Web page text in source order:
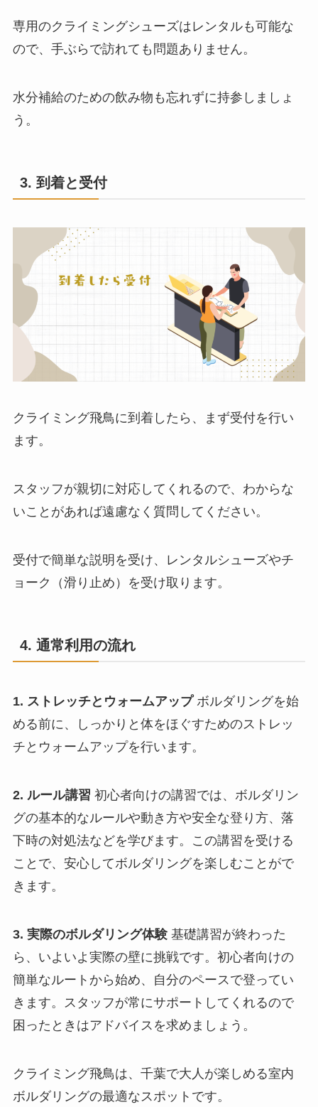
小学
中高
￥6,00
0
￥7,00
￥12,00
クライミングシューズ
1時間のみ
【千葉のボルダリング教室】
レッスン4回分 \8,000
専用のクライミングシューズはレンタルも可能な
ので、手ぶらで訪れても問題ありません。
水分補給のための飲み物も忘れずに持参しましょ
う。
3. 到着と受付
クライミング飛鳥に到着したら、まず受付を行い
ます。
スタッフが親切に対応してくれるので、わからな
いことがあれば遠慮なく質問してください。
受付で簡単な説明を受け、レンタルシューズやチ
ョーク（滑り止め）を受け取ります。
4. 通常利用の流れ
1. ストレッチとウォームアップボルダリングを始
める前に、しっかりと体をほぐすためのストレッ
チとウォームアップを行います。
2. ルール講習 初心者向けの講習では、ボルダリン
グの基本的なルールや動き方や安全な登り方、落
下時の対処法などを学びます。この講習を受ける
ことで、安心してボルダリングを楽しむことがで
きます。
3. 実際のボルダリング体験基礎講習が終わった
ら、いよいよ実際の壁に挑戦です。初心者向けの
簡単なルートから始め、自分のペースで登ってい
きます。スタッフが常にサポートしてくれるので
困ったときはアドバイスを求めましょう。
クライミング飛鳥は、千葉で大人が楽しめる室内
ボルダリングの最適なスポットです。